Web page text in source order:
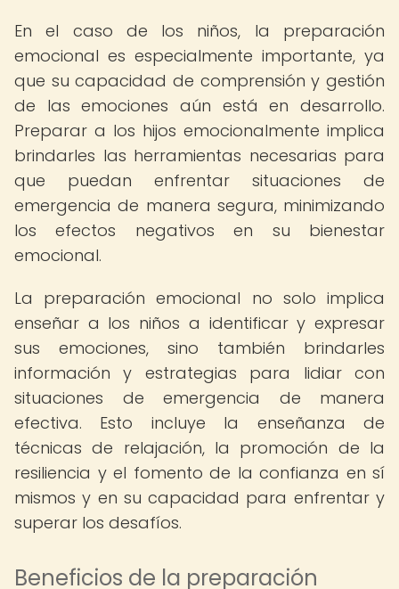
En el caso de los niños, la preparación
emocional es especialmente importante, ya
que su capacidad de comprensión y gestión
de las emociones aún está en desarrollo.
Preparar a los hijos emocionalmente implica
brindarles las herramientas necesarias para
que puedan enfrentar situaciones de
emergencia de manera segura, minimizando
los efectos negativos en su bienestar
emocional.
La preparación emocional no solo implica
enseñar a los niños a identificar y expresar
sus emociones, sino también brindarles
información y estrategias para lidiar con
situaciones de emergencia de manera
efectiva. Esto incluye la enseñanza de
técnicas de relajación, la promoción de la
resiliencia y el fomento de la confianza en sí
mismos y en su capacidad para enfrentar y
superar los desafíos.
Beneficios de la preparación